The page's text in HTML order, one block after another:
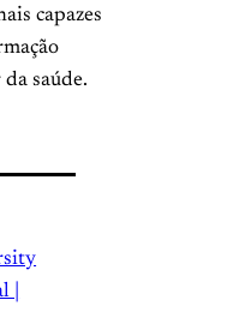
capazes
saúde.
|